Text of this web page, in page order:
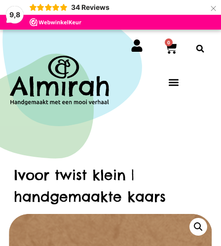
9,8
34 Reviews ×
0
Ivoor twist klein |
handgemaakte kaars